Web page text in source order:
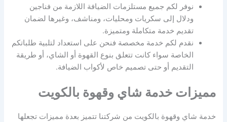
نوفر لكم جميع مستلزمات الضيافة اللازمة من فناجين
ودلال إلى سكريات ومحليات، ومناشف، وغيرها لضمان
تقديم خدمة متكاملة ومتميزة.
نقدم لكم خدمة مخصصة فنحن على استعداد لتلبية طلباتكم
الخاصة سواء كانت تتعلق بنوع القهوة أو الشاي، أو طريقة
التقديم أو حتى تصميم خاص لأكواب الضيافة.
مميزات خدمة شاي وقهوة بالكويت
خدمة شاي وقهوة بالكويت من شركتنا تتميز بعدة مميزات تجعلها